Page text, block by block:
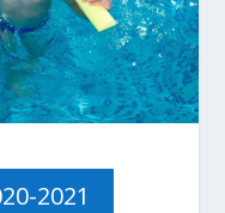
2021